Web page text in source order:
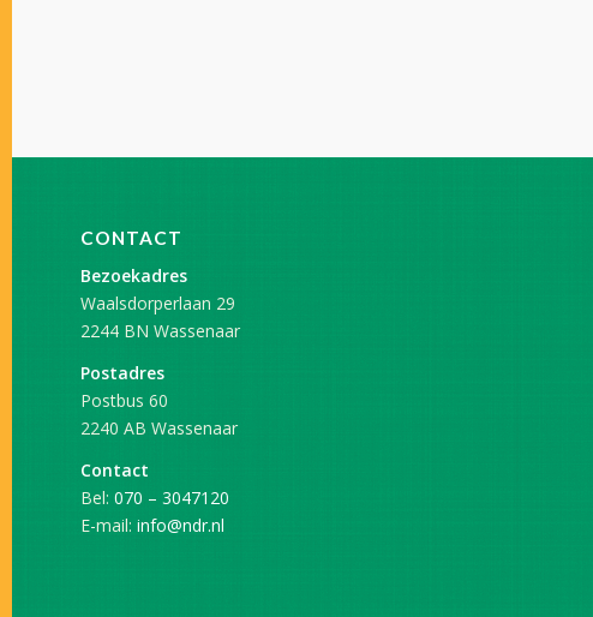
CONTACT
Bezoekadres
Waalsdorperlaan 29
2244 BN Wassenaar
Postadres
Postbus 60
2240 AB Wassenaar
Contact
Bel: 070 – 3047120
E-mail: info@ndr.nl